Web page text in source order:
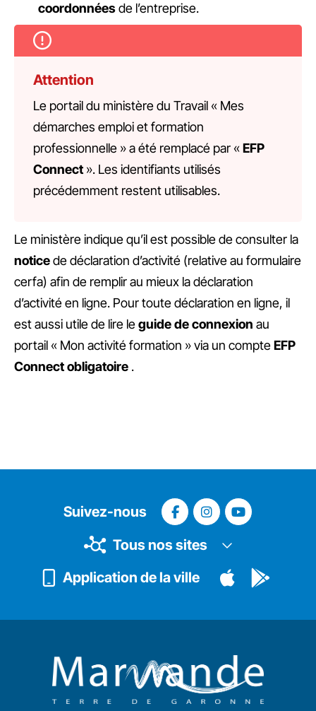
coordonnéesde l’entreprise.
Attention
Le portail du ministère du Travail « Mes
démarches emploi et formation
professionnelle » a été remplacé par «EFP
Connect ». Les identifiants utilisés
précédemment restent utilisables.
Le ministère indique qu’il est possible de consulter la
noticede déclaration d’activité (relative au formulaire
cerfa) afin de remplir au mieux la déclaration
d’activité en ligne. Pour toute déclaration en ligne, il
est aussi utile de lire leguide de connexion au
portail « Mon activité formation » via un compteEFP
Connect obligatoire .
Suivez-nous
Tous nos sites
Application de la ville